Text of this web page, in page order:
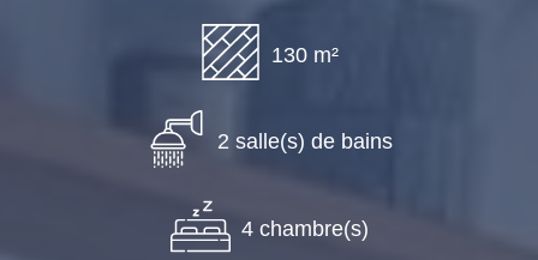
130 m²
2 salle(s) de bains
4 chambre(s)